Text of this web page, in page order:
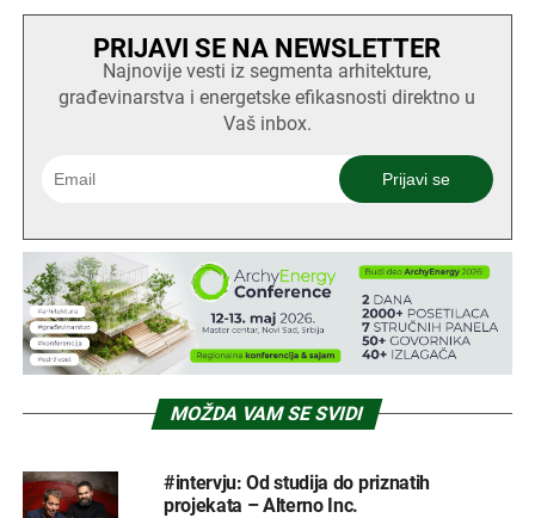
PRIJAVI SE NA NEWSLETTER
Najnovije vesti iz segmenta arhitekture,
građevinarstva i energetske efikasnosti direktno u
Vaš inbox.
MOŽDA VAM SE SVIDI
#intervju: Od studija do priznatih
projekata – Alterno Inc.